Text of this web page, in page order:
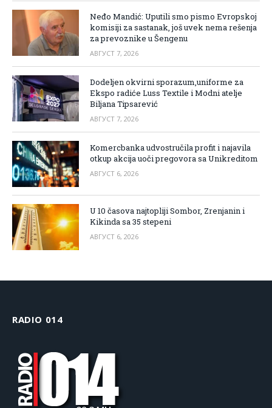
Neđo Mandić: Uputili smo pismo Evropskoj
komisiji za sastanak, još uvek nema rešenja
za prevoznike u Šengenu
АВГУСТ 7, 2026
Dodeljen okvirni sporazum,uniforme za
Ekspo radiće Luss Textile i Modni atelje
Biljana Tipsarević
АВГУСТ 7, 2026
Komercbanka udvostručila profit i najavila
otkup akcija uoči pregovora sa Unikreditom
АВГУСТ 6, 2026
U 10 časova najtopliji Sombor, Zrenjanin i
Kikinda sa 35 stepeni
АВГУСТ 6, 2026
RADIO 014